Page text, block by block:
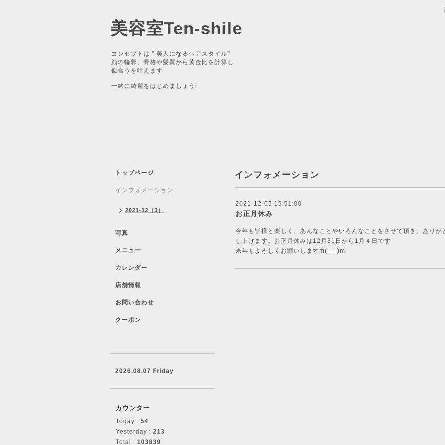
美容室Ten-shile
コンセプトは " 美人になるヘアスタイル"
顔の輪郭、骨格や髪質から黄金比を計算し
似合うを叶えます
一緒に綺麗をはじめましょう!
インフォメーション
2021-12-05 15:51:00
お正月休み
今年も皆様と楽しく、あんなことやいろんなことをさせて頂き、ありが
し上げます。お正月休みは12月31日から1月４日です
来年もよろしくお願いしますm(_ _)m
トップページ
インフォメーション
2021-12（3）
写真
メニュー
カレンダー
店舗情報
お問い合わせ
クーポン
2026.08.07 Friday
カウンター
Today : 54
Yesterday : 213
Total : 103839